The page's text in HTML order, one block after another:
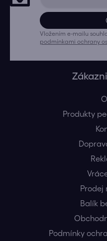
Vložením e-mailu
podmínkami ochrany
Produkty
Prodej
Balík
Podmínky